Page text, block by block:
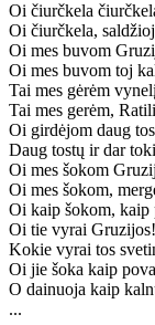
Oi čiurčkela
Oi čiurčkela,
Oi mes buvom
Oi mes buvom toj
Tai mes gėrėm
Tai mes gerėm,
Oi girdėjom daug
Daug tostų ir dar
Oi mes šokom
Oi mes šokom,
Oi kaip šokom,
Oi tie vyrai
Kokie vyrai tos
Oi jie šoka kaip
O dainuoja kaip
...